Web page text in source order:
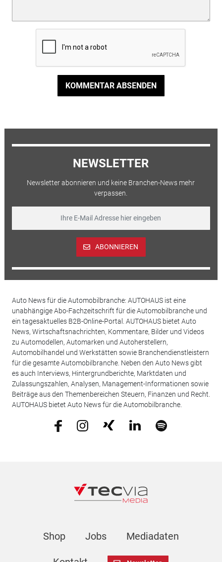
KOMMENTAR ABSENDEN
NEWSLETTER
Newsletter abonnieren und keine Branchen-News mehr
verpassen.
ABONNIEREN
Auto News für die Automobilbranche: AUTOHAUS ist eine
unabhängige Abo-Fachzeitschrift für die Automobilbranche und
ein tagesaktuelles B2B-Online-Portal. AUTOHAUS bietet Auto
News, Wirtschaftsnachrichten, Kommentare, Bilder und Videos
zu Automodellen, Automarken und Autoherstellern,
Automobilhandel und Werkstätten sowie Branchendienstleistern
für die gesamte Automobilbranche. Neben den Auto News gibt
es auch Interviews, Hintergrundberichte, Marktdaten und
Zulassungszahlen, Analysen, Management-Informationen sowie
Beiträge aus den Themenbereichen Steuern, Finanzen und Recht.
AUTOHAUS bietet Auto News für die Automobilbranche.
Shop Jobs Mediadaten